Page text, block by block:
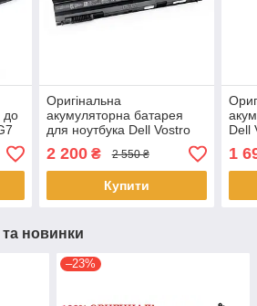
до
Оригінальна
акумуляторна батарея
для ноутбука Dell Vostro
3560, 3460 - N3X1D (11.1V
65Wh) Аккумулятор, АКБ
2 200₴ 2 550 ₴
Купити
Dell
1
та новинки
–23%